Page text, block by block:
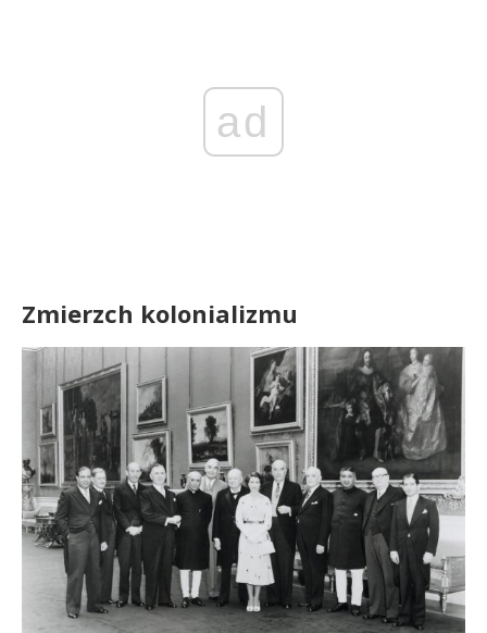
ad
Zmierzch kolonializmu